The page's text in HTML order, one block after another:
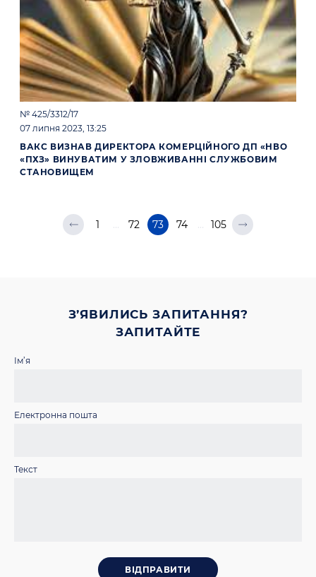
№ 425/3312/17
07 липня 2023, 13:25
ВАКС ВИЗНАВ ДИРЕКТОРА КОМЕРЦІЙНОГО ДП «НВО
«ПХЗ» ВИНУВАТИМ У ЗЛОВЖИВАННІ СЛУЖБОВИМ
СТАНОВИЩЕМ
1 … 72 73 74 … 105
З’ЯВИЛИСЬ ЗАПИТАННЯ?
ЗАПИТАЙТЕ
Ім’я
Електронна пошта
Текст